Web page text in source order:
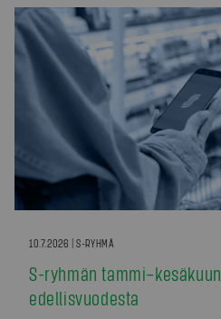
10.7.2026 | S-RYHMÄ
S-ryhmän
edellisvuodesta